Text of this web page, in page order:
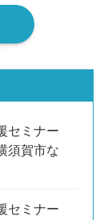
セミナー
須賀市な
セミナー